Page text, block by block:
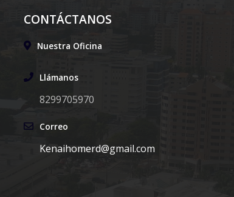
CONTÁCTANOS
Nuestra Oficina
Llámanos
8299705970
Correo
Kenaihomerd@gmail.com